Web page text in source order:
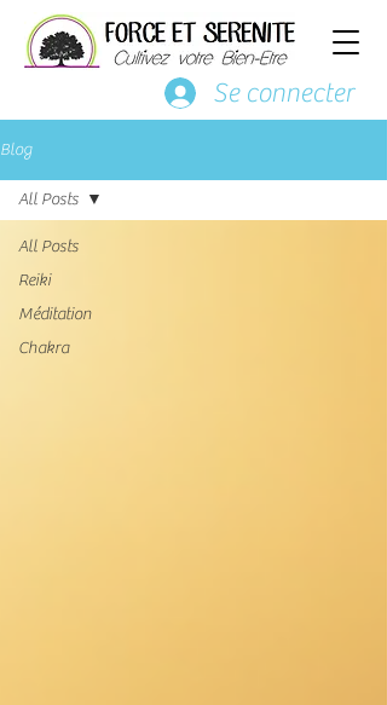
Se connecter
Blog
All Posts
Reiki
Méditation
Chakra
All Posts